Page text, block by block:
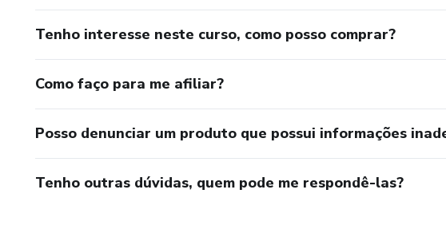
Tenho interesse neste curso, como posso comprar?
Como faço para me afiliar?
Posso denunciar um produto que possui informações
Tenho outras dúvidas, quem pode me respondê-las?